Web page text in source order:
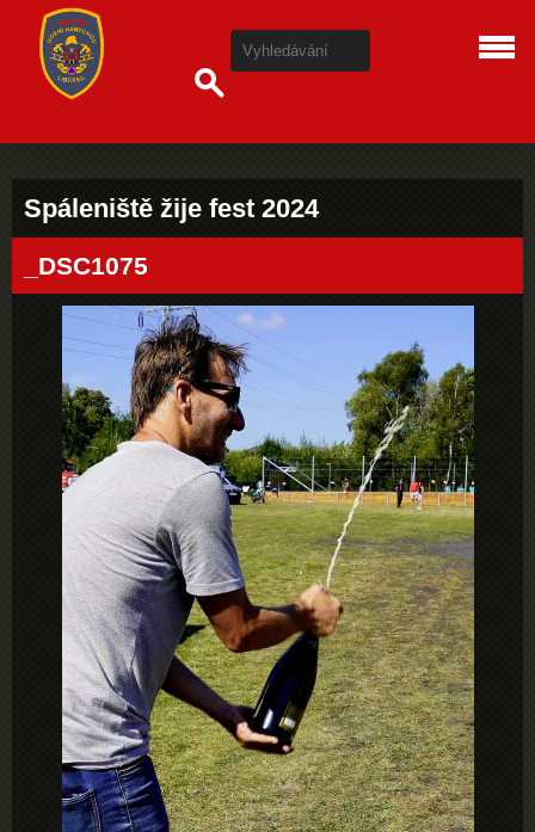
Spáleniště žije fest 2024
_DSC1075